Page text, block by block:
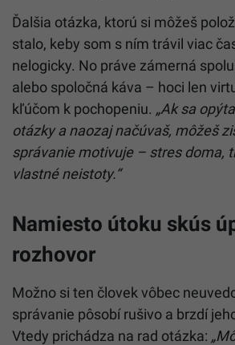
Ďalšia otázka, ktorú si môžeš
stalo, keby som s ním trávil viac
nelogicky. No práve zámerná
alebo spoločná káva – hoci len
kľúčom k pochopeniu. „Ak sa
otázky a naozaj načúvaš, môžeš
správanie motivuje – stres doma,
vlastné neistoty.“
Namiesto útoku skús
rozhovor
Možno si ten človek vôbec
správanie pôsobí rušivo a brzdí
Vtedy prichádza na rad otázka: